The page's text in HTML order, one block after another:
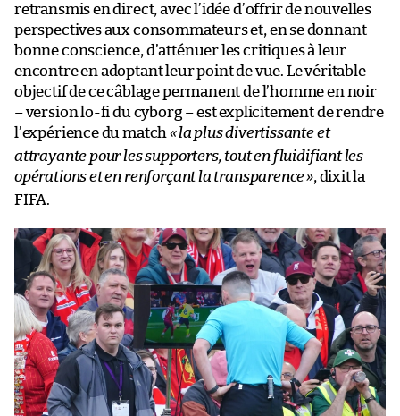
retransmis en direct, avec l’idée d’offrir de nouvelles
perspectives aux consommateurs et, en se donnant
bonne conscience, d’atténuer les critiques à leur
encontre en adoptant leur point de vue. Le véritable
objectif de ce câblage permanent de l’homme en noir
– version lo-fi du cyborg – est explicitement de rendre
l’expérience du match«la plus divertissante et
attrayante pour les supporters, tout en fluidifiant les
opérations et en renforçant la transparence», dixit la
FIFA.